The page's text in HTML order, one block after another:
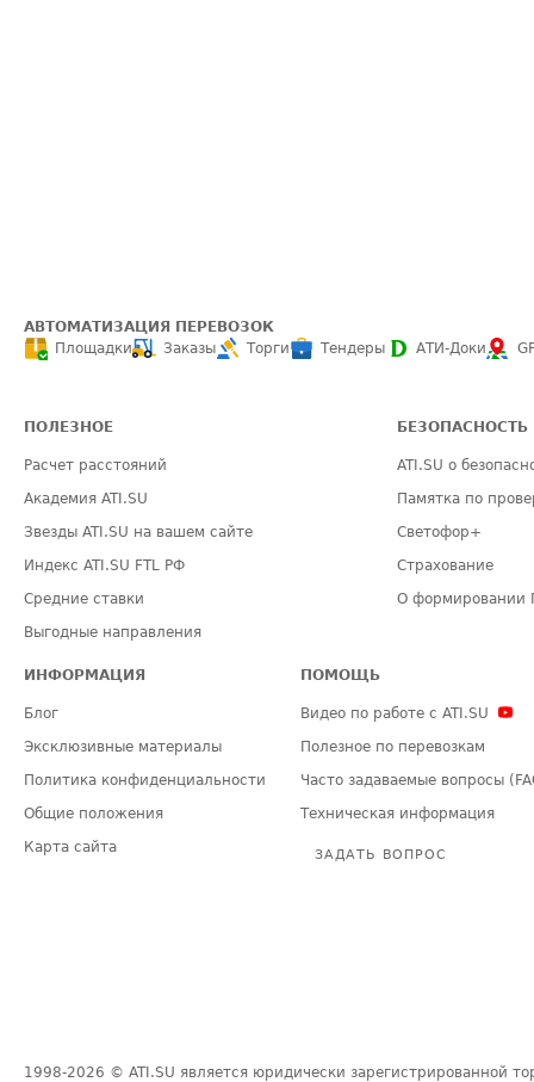
АВТОМАТИЗАЦИЯ ПЕРЕВОЗОК
Площадки
Заказы Торги Тендеры АТИ-Доки
ПОЛЕЗНОЕ
Расчет расстояний
Академия ATI.SU
Звезды ATI.SU на вашем сайте
Индекс ATI.SU FTL РФ
Средние ставки
Выгодные направления
БЕЗОПАСНОСТЬ
ATI.SU о
Памятка по
Светофор+
Страхование
О формировании
ИНФОРМАЦИЯ
Блог
Эксклюзивные материалы
Политика конфиденциальности
Общие положения
Карта сайта
ПОМОЩЬ
Видео по работе с ATI.SU
Полезное по перевозкам
Часто задаваемые вопросы
Техническая информация
ЗАДАТЬ ВОПРОС
1998-2026 © ATI.SU является юридически зарегистрированной